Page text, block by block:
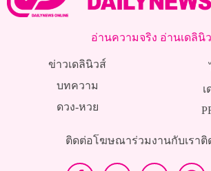
อ่านความจริง อ่านเดลินิ
ข่าวเดลินิวส์
บทความ
ดวง-หวย
ติดต่อโฆษณาร่วมงานกับเราติ